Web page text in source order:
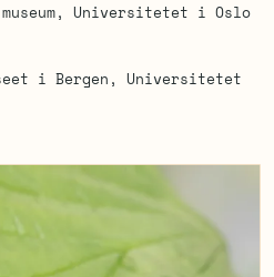
Universitetet i Oslo
i Bergen, Universitetet